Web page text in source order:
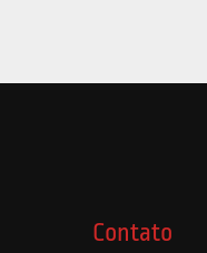
Contato